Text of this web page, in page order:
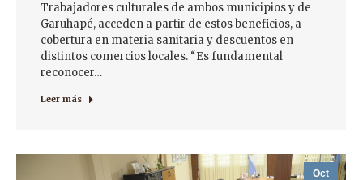
Trabajadores culturales de ambos municipios y de
Garuhapé, acceden a partir de estos beneficios, a
cobertura en materia sanitaria y descuentos en
distintos comercios locales. “Es fundamental
reconocer…
Leer más
Oct